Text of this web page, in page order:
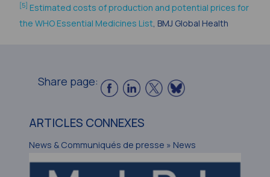
[5] Estimated costs of production and potential prices for
the WHO Essential Medicines List, BMJ Global Health
Share page:
ARTICLES CONNEXES
News & Communiqués de presse » News